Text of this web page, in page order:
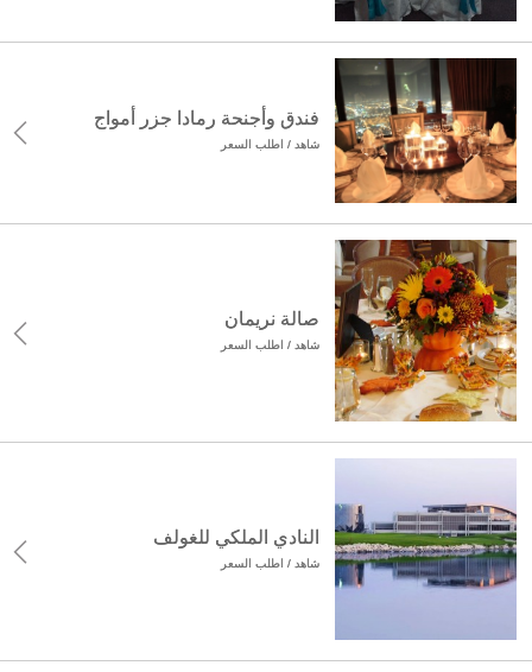
فندق وأجنحة رمادا جزر أمواج
شاهد / اطلب السعر
صالة نريمان
شاهد / اطلب السعر
النادي الملكي للغولف
شاهد / اطلب السعر